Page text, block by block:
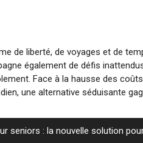
de liberté, de voyages et de
également de défis
Face à la hausse des
une alternative séduisante
seniors : la nouvelle solution